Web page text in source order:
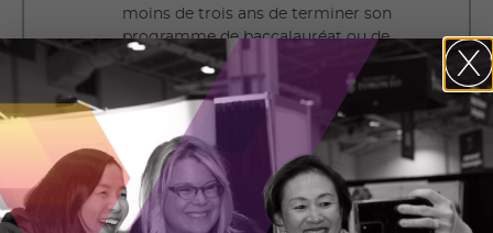
moins de trois ans de terminer son
programme de baccalauréat ou de
maîtrise dans un collège ou une
université en Ontario
Demandeur :
entreprise à but lucratif exerçant ses
activités en Ontario